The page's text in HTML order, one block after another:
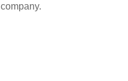
company.